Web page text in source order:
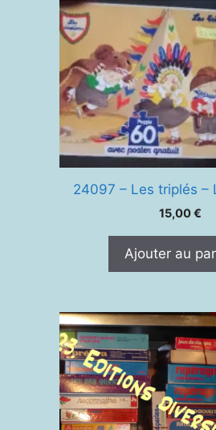
24097 – Les triplés –
15,00€
Ajouter au